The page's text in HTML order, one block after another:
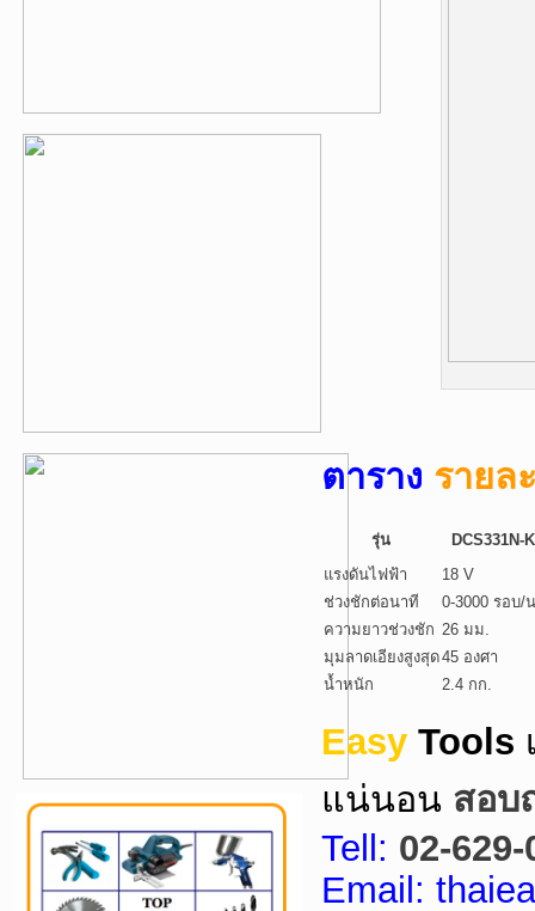
ตาราง รายล
รุ่น
DCS331N-
แรงดันไฟฟ้า
18 V
ช่วงชักต่อนาที
0-3000 รอบ/
ความยาวช่วงชัก 26 มม.
มุมลาดเอียงสูงสุด45 องศา
น้ำหนัก
2.4 กก.
Easy Tools
แน่นอน สอบ
Tell: 02-629-
Email: